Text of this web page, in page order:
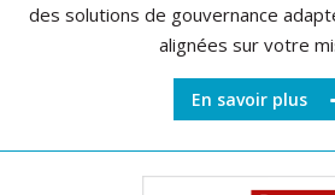
des solutions de gouvernance
alignées sur votre
En savoir plus